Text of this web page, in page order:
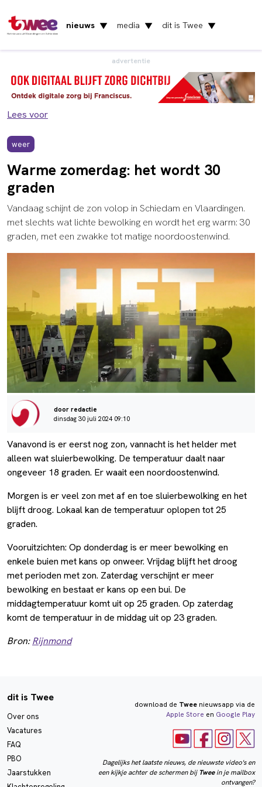
Het nieuws uit Vlaardingen en Schiedam
nieuws ▼ media ▼ dit is Twee ▼
advertentie
Lees voor
weer
Warme zomerdag: het wordt 30
graden
Vandaag schijnt de zon volop in Schiedam en Vlaardingen.
met slechts wat lichte bewolking en wordt het erg warm: 30
graden, met een zwakke tot matige noordoostenwind.
door redactie
dinsdag 30 juli 2024 09:10
Vanavond is er eerst nog zon, vannacht is het helder met
alleen wat sluierbewolking. De temperatuur daalt naar
ongeveer 18 graden. Er waait een noordoostenwind.
Morgen is er veel zon met af en toe sluierbewolking en het
blijft droog. Lokaal kan de temperatuur oplopen tot 25
graden.
Vooruitzichten: Op donderdag is er meer bewolking en
enkele buien met kans op onweer. Vrijdag blijft het droog
met perioden met zon. Zaterdag verschijnt er meer
bewolking en bestaat er kans op een bui. De
middagtemperatuur komt uit op 25 graden. Op zaterdag
komt de temperatuur in de middag uit op 23 graden.
Bron:Rijnmond
dit is Twee
Over ons
Vacatures
FAQ
PBO
Jaarstukken
download de Tweenieuwsapp via de
Apple Store en Google Play
Dagelijks het laatste nieuws, de nieuwste video's en
een kijkje achter de schermen bij Tweein je mailbox
ontvangen?